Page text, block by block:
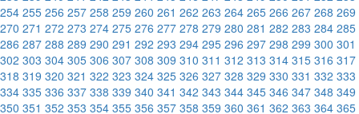
254 255 256 257 258 259 260 261 262 263 264 265 266 267 268 269
270 271 272 273 274 275 276 277 278 279 280 281 282 283 284 285
286 287 288 289 290 291 292 293 294 295 296 297 298 299 300 301
302 303 304 305 306 307 308 309 310 311 312 313 314 315 316 317
318 319 320 321 322 323 324 325 326 327 328 329 330 331 332 333
334 335 336 337 338 339 340 341 342 343 344 345 346 347 348 349
350 351 352 353 354 355 356 357 358 359 360 361 362 363 364 365